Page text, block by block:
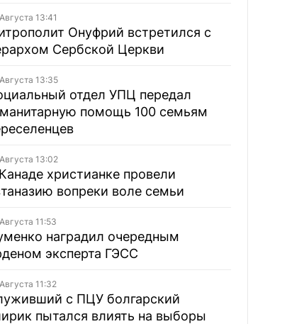
13:41
Онуфрий встретился с
Сербской Церкви
13:35
отдел УПЦ передал
помощь 100 семьям
13:02
христианке провели
вопреки воле семьи
11:53
наградил очередным
эксперта ГЭСС
11:32
с ПЦУ болгарский
пытался влиять на выборы